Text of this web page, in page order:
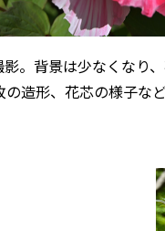
。背景は少なくなり
の造形、花芯の様子な